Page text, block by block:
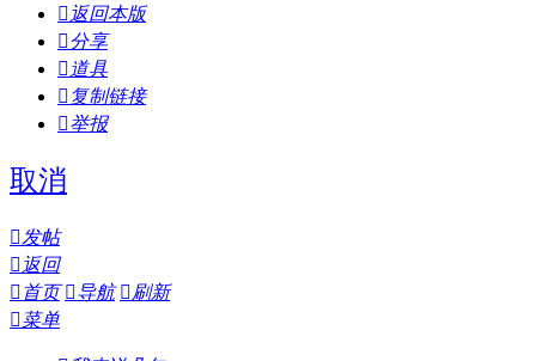
 返回本版
分享
 道具
 复制链接
举报
取消
发帖
 返回
 首页 导航 刷新
菜单